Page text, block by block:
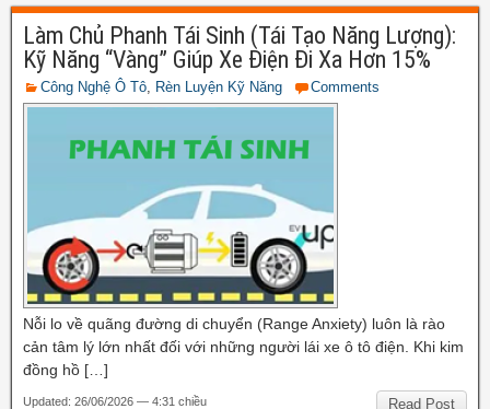
Làm Chủ Phanh Tái Sinh (Tái Tạo Năng Lượng):
Kỹ Năng “Vàng” Giúp Xe Điện Đi Xa Hơn 15%
Công Nghệ Ô Tô Rèn Luyện Kỹ Năng Comments
Nỗi lo về quãng đường di chuyển (Range Anxiety) luôn là rào
cản tâm lý lớn nhất đối với những người lái xe ô tô điện. Khi kim
đồng hồ […]
Read Post
Updated: 26/06/2026 — 4:31 chiều